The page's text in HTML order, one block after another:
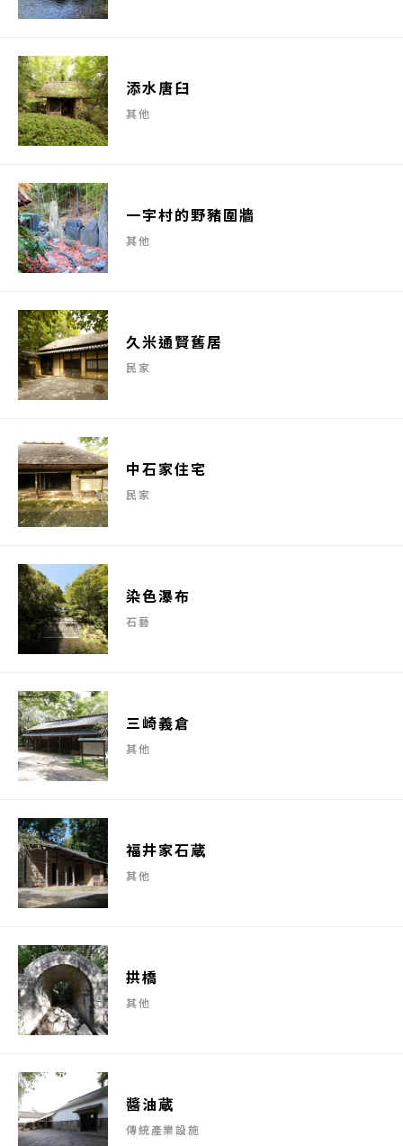
添水唐臼
其他
一宇村的野豬圍牆
其他
久米通賢舊居
民家
中石家住宅
民家
染色瀑布
石藝
三崎義倉
其他
福井家石蔵
其他
拱橋
其他
醬油蔵
傳統產業設施